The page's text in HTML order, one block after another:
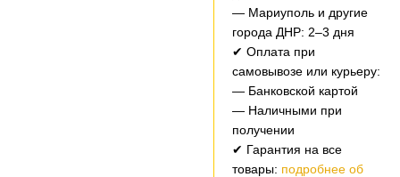
— Мариуполь и другие
города ДНР: 2–3 дня
✔ Оплата при
самовывозе или курьеру:
— Банковской картой
— Наличными при
получении
✔ Гарантия на все
товары: подробнее об